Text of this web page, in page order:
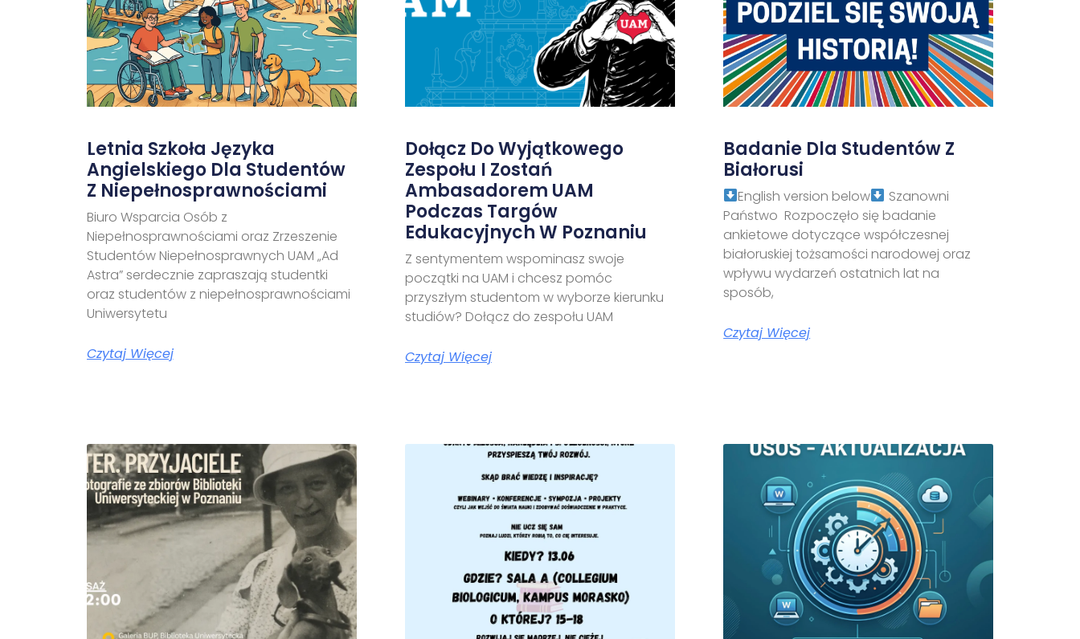
Letnia Szkoła Języka
Angielskiego Dla Studentów
Z Niepełnosprawnościami
Biuro Wsparcia Osób z
Niepełnosprawnościami oraz Zrzeszenie
Studentów Niepełnosprawnych UAM „Ad
Astra” serdecznie zapraszają studentki
oraz studentów z niepełnosprawnościami
Uniwersytetu
Czytaj Więcej
Dołącz Do Wyjątkowego
Zespołu I Zostań
Ambasadorem UAM
Podczas Targów
Edukacyjnych W Poznaniu
Z sentymentem wspominasz swoje
początki na UAM i chcesz pomóc
przyszłym studentom w wyborze kierunku
studiów? Dołącz do zespołu UAM
Czytaj Więcej
Badanie Dla Studentów Z
Białorusi
English version below
Szanowni
Państwo Rozpoczęło się badanie
ankietowe dotyczące współczesnej
białoruskiej tożsamości narodowej oraz
wpływu wydarzeń ostatnich lat na
sposób,
Czytaj Więcej